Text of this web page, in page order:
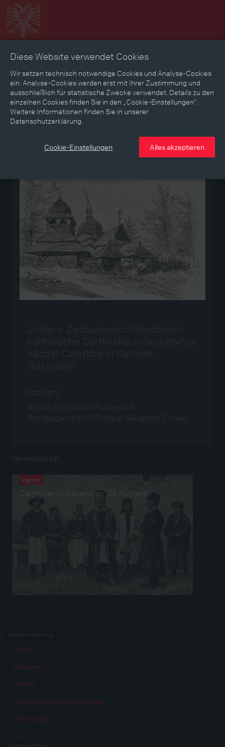
Zeitbild Zeitreise Landkarte Erinnerungen
Mediathek Textmodus
Medium
Julian v. Zachariewicz: Griechisch-
katholische Dorfkirche in Skorodyńce
nächst Czortków in Galizien,
Illustration
Copyright
Schloß Schönbrunn Kultur-und
Betriebsges.m.b.H./Fotograf: Alexander E. Koller
Verwendet bei
Kapitel
Die großen Unbekannten: Die Ruthenen
Themen
Zeiträume
Aspekte
Personen, Objekte & Ereignissse
Entwicklungen
Diese Website verwendet Cookies
Wir setzen technisch notwendige Cookies und Analyse-Cookies
ein. Analyse-Cookies werden erst mit Ihrer Zustimmung und
ausschließlich für statistische Zwecke verwendet. Details zu den
einzelnen Cookies finden Sie in den „Cookie-Einstellungen“.
Weitere Informationen finden Sie in unserer
Datenschutzerklärung.
Cookie-Einstellungen Alles akzeptieren